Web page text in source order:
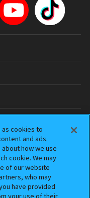
as cookies to
and ads.
how we use
cookie. We may
of our website
who may
have provided
your use of their